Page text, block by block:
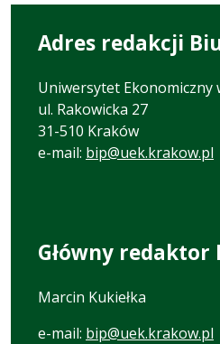
Adres redakcji
Uniwersytet Ekonomiczny
ul. Rakowicka 27
31-510 Kraków
e-mail: bip@uek.krakow.pl
Główny
Marcin Kukiełka
e-mail: bip@uek.krakow.pl